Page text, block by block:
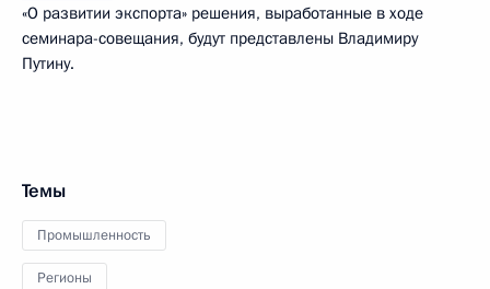
«О развитии экспорта» решения, выработанные в ходе
семинара-совещания, будут представлены Владимиру
Путину.
Темы
Промышленность
Регионы